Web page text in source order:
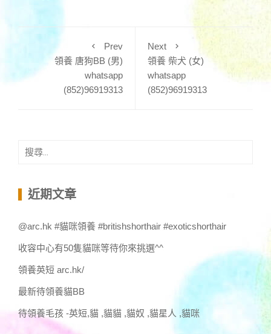
Prev
領養 唐狗BB (男)
whatsapp
(852)96919313
Next
領養 柴犬 (女)
whatsapp
(852)96919313
搜
鍵 近期文章
@arc.hk #貓咪領養 #britishshorthair #exoticshorthair
收容中心有50隻貓咪等待你來挑選^^
領養英短 arc.hk/
最新待領養貓BB
待領養毛孩 -英短,貓 ,貓貓 ,貓奴 ,貓星人 ,貓咪